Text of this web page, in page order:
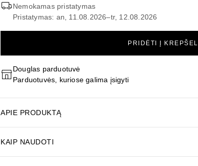
Nemokamas pristatymas
Pristatymas: an, 11.08.2026–tr, 12.08.2026
PRIDĖTI Į KREPŠELĮ
Douglas parduotuvė
Parduotuvės, kuriose galima įsigyti
APIE PRODUKTĄ
KAIP NAUDOTI